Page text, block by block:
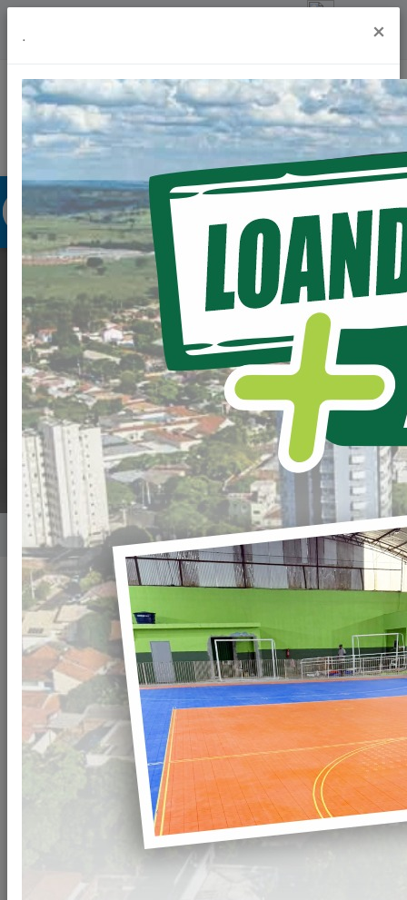
LOANDA EM OBRAS,
MORADORES DO
CONJUNTO BEIJA-
FLOR
Home Notícias
Publicado em: 19/04/2024 19:00
Compartilhar WHATSAPP
. ×